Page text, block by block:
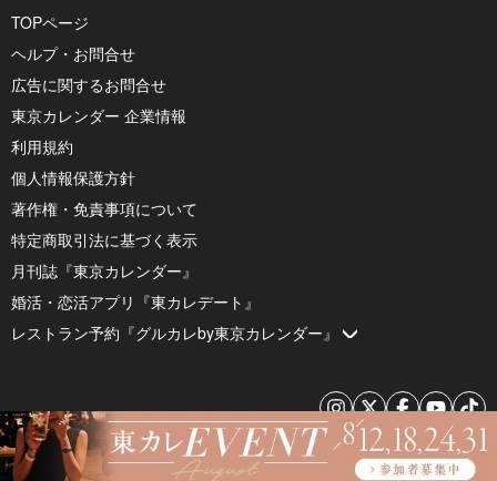
TOPページ
ヘルプ・お問合せ
広告に関するお問合せ
東京カレンダー 企業情報
利用規約
個人情報保護方針
著作権・免責事項について
特定商取引法に基づく表示
月刊誌『東京カレンダー』
婚活・恋活アプリ『東カレデート』
レストラン予約『グルカレby東京カレンダー』
© 2026 by Tokyo Calendar, Inc.